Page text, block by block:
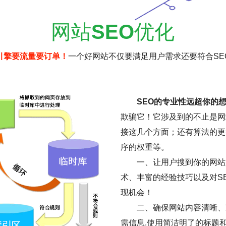
网站SEO优化
擎要流量要订单！ 一个好网站不仅要满足用户需求还要符合
SEO的专业性远超你的
欺骗它！它涉及到的不止是
接这几个方面；还有算法的
序的权重等。
一、让用户搜到你的网
术、丰富的经验技巧以及对
现机会！
二、确保网站内容清晰
需信息.使用简洁明了的标题